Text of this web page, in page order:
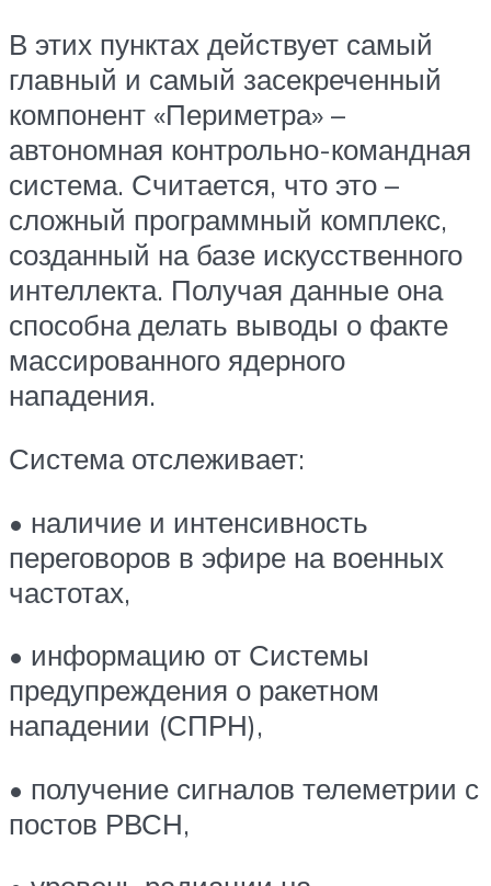
В этих пунктах действует самый
главный и самый засекреченный
компонент «Периметра» –
автономная контрольно-командная
система. Считается, что это –
сложный программный комплекс,
созданный на базе искусственного
интеллекта. Получая данные она
способна делать выводы о факте
массированного ядерного
нападения.
Система отслеживает:
• наличие и интенсивность
переговоров в эфире на военных
частотах,
• информацию от Системы
предупреждения о ракетном
нападении (СПРН),
• получение сигналов телеметрии с
постов РВСН,